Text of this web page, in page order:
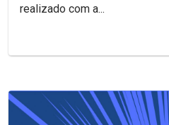
realizado com a...